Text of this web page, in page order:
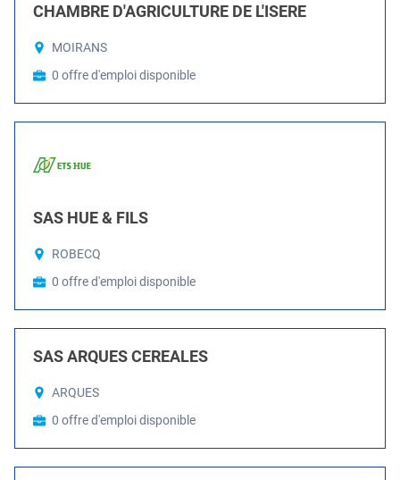
CHAMBRE D'AGRICULTURE DE L'ISERE
MOIRANS
0 offre d'emploi disponible
SAS HUE & FILS
ROBECQ
0 offre d'emploi disponible
SAS ARQUES CEREALES
ARQUES
0 offre d'emploi disponible